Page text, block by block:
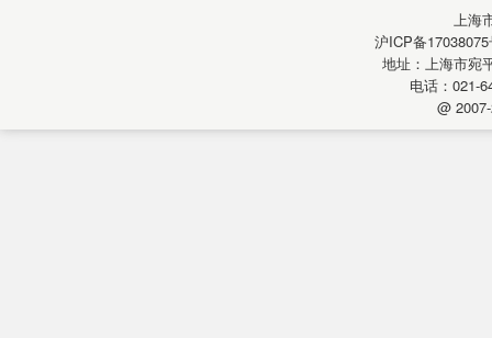
上海
沪ICP备
地址：上海市宛
电话：021-
@